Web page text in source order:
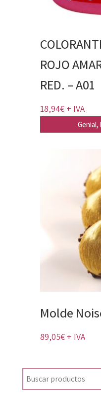
ROJO
RED. – A01
18,94€ + IVA
Genial,
Molde
89,05€ + IVA